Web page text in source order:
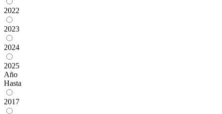
2022
2023
2024
2025
Año
Hasta
2017